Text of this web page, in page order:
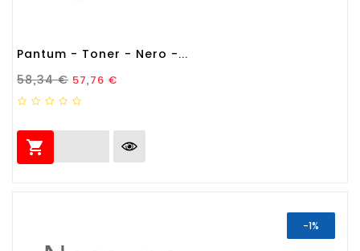
Pantum - Toner - Nero -...
Prezzo Standard
58,34 € Prezzo
57,76 €

-1%